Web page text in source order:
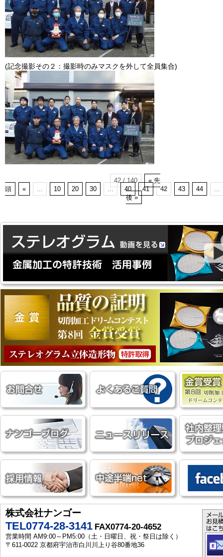
(記念撮影その２：撮影時のみマスクを外して全員集合)
42 / 140
« 先
頭
« ... 10 20 30 ... 40 41 42 43 44
...
後 »
株式会社ナンゴー
TEL0774-28-3141 FAX0774-20-4652
営業時間 AM9:00～PM5:00（土・日曜日、祝・祭日は除く）
〒611-0022 京都府宇治市白川川上り谷80番地36